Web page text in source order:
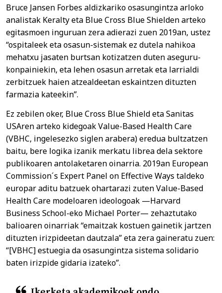
Bruce Jansen Forbes aldizkariko osasungintza arloko
analistak Keralty eta Blue Cross Blue Shielden arteko
egitasmoen inguruan zera adierazi zuen 2019an, ustez
“ospitaleek eta osasun-sistemak ez dutela nahikoa
mehatxu jasaten burtsan kotizatzen duten aseguru-
konpainiekin, eta lehen osasun arretak eta larrialdi
zerbitzuek haien atzealdeetan eskaintzen dituzten
farmazia kateekin”.
Ez zebilen oker, Blue Cross Blue Shield eta Sanitas
USAren arteko kidegoak Value-Based Health Care
(VBHC, ingelesezko siglen arabera) eredua bultzatzen
baitu, bere logika izanik merkatu librea dela sektore
publikoaren antolaketaren oinarria. 2019an European
Commission´s Expert Panel on Effective Ways taldeko
europar aditu batzuek ohartarazi zuten Value-Based
Health Care modeloaren ideologoak —Harvard
Business School-eko Michael Porter— zehaztutako
balioaren oinarriak “emaitzak kostuen gainetik jartzen
dituzten irizpideetan dautzala” eta zera gaineratu zuen:
“[VBHC] estuegia da osasungintza sistema solidario
baten irizpide gidaria izateko”.